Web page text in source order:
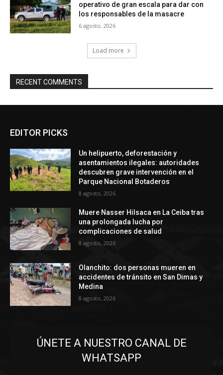
operativo de gran escala para dar con
los responsables de la masacre
6 agosto, 2026
Load more
RECENT COMMENTS
EDITOR PICKS
Un helipuerto, deforestación y
asentamientos ilegales: autoridades
descubren grave intervención en el
Parque Nacional Botaderos
8 agosto, 2026
Muere Nasser Hilsaca en La Ceiba tras
una prolongada lucha por
complicaciones de salud
8 agosto, 2026
Olanchito: dos personas mueren en
accidentes de tránsito en San Dimas y
Medina
8 agosto, 2026
ÚNETE A NUESTRO CANAL DE
WHATSAPP